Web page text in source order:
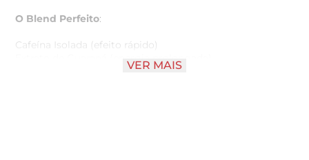
O Blend Perfeito:
Cafeína Isolada (efeito rápido)
Extrato de Guaraná (energia prolongada)
VER MAIS